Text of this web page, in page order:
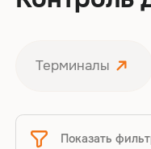
Терминалы
Показать